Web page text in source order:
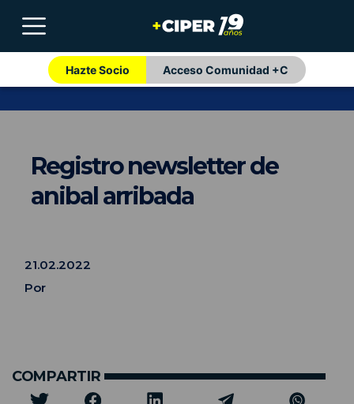
Hazte Socio Acceso Comunidad +C
Registro newsletter de
anibal arribada
21.02.2022
Por
COMPARTIR